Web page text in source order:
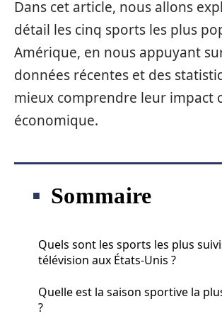
Dans cet article, nous allons
détail les cinq sports les plus
Amérique, en nous appuyant
données récentes et des
mieux comprendre leur impact
économique.
Sommaire
Quels sont les sports les plus
télévision aux États-Unis ?
Quelle est la saison sportive la
?